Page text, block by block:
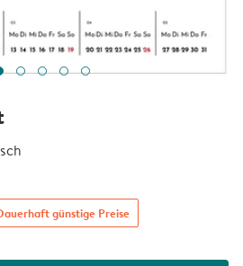
günstige Preise